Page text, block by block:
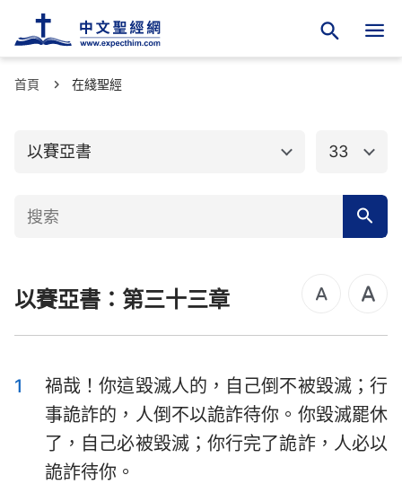
首頁 在綫聖經
以賽亞書
舊約聖經
創世記
申命記
撒母耳記上 撒母耳記下
歷代志上 歷代志下
以斯拉記 尼希米記
以斯帖記
33
以賽亞書：第三十三章
1
禍哉！你這毀滅人的，自己倒不被毀滅；行
事詭詐的，人倒不以詭詐待你。你毀滅罷休
了，自己必被毀滅；你行完了詭詐，人必以
詭詐待你。